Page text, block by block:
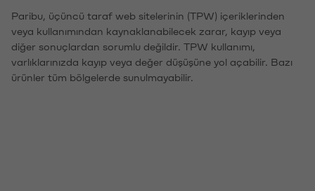
Paribu, üçüncü taraf web sitelerinin (TPW) içeriklerinden
veya kullanımından kaynaklanabilecek zarar, kayıp veya
diğer sonuçlardan sorumlu değildir. TPW kullanımı,
varlıklarınızda kayıp veya değer düşüşüne yol açabilir. Bazı
ürünler tüm bölgelerde sunulmayabilir.